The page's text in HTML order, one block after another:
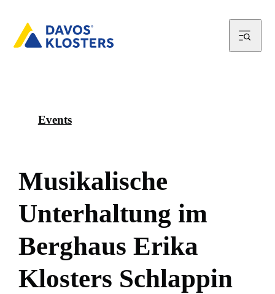
Events
Musikalische
Unterhaltung im
Berghaus Erika
Klosters Schlappin